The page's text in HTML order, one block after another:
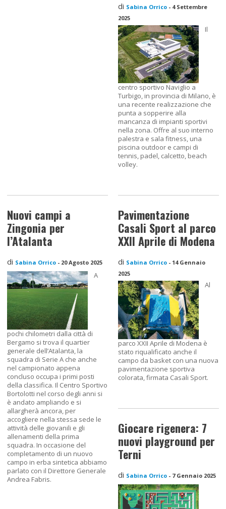
di Sabina Orrico - 4 Settembre
2025
Il
centro sportivo Naviglio a
Turbigo, in provincia di Milano, è
una recente realizzazione che
punta a sopperire alla
mancanza di impianti sportivi
nella zona. Offre al suo interno
palestra e sala fitness, una
piscina outdoor e campi di
tennis, padel, calcetto, beach
volley.
Nuovi campi a
Zingonia per
l’Atalanta
di Sabina Orrico - 20 Agosto 2025
A
pochi chilometri dalla città di
Bergamo si trova il quartier
generale dell’Atalanta, la
squadra di Serie A che anche
nel campionato appena
concluso occupa i primi posti
della classifica. Il Centro Sportivo
Bortolotti nel corso degli anni si
è andato ampliando e si
allargherà ancora, per
accogliere nella stessa sede le
attività delle giovanili e gli
allenamenti della prima
squadra. In occasione del
completamento di un nuovo
campo in erba sintetica abbiamo
parlato con il Direttore Generale
Andrea Fabris.
Pavimentazione
Casali Sport al parco
XXII Aprile di Modena
di Sabina Orrico - 14 Gennaio
2025
Al
parco XXII Aprile di Modena è
stato riqualificato anche il
campo da basket con una nuova
pavimentazione sportiva
colorata, firmata Casali Sport.
Giocare rigenera: 7
nuovi playground per
Terni
di Sabina Orrico - 7 Gennaio 2025